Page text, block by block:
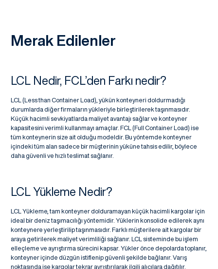
Merak Edilenler
LCL Nedir, FCL’den Farkı nedir?
LCL (Less than Container Load), yükün konteyneri doldurmadığı
durumlarda diğer firmaların yükleriyle birleştirilerek taşınmasıdır.
Küçük hacimli sevkiyatlarda maliyet avantajı sağlar ve konteyner
kapasitesini verimli kullanmayı amaçlar. FCL (Full Container Load) ise
tüm konteynerin size ait olduğu modeldir. Bu yöntemde konteyner
içindeki tüm alan sadece bir müşterinin yüküne tahsis edilir, böylece
daha güvenli ve hızlı teslimat sağlanır.
LCL Yükleme Nedir?
LCL Yükleme, tam konteyner dolduramayan küçük hacimli kargolar için
ideal bir deniz taşımacılığı yöntemidir. Yüklerin konsolide edilerek aynı
konteynere yerleştirilip taşınmasıdır. Farklı müşterilere ait kargolar bir
araya getirilerek maliyet verimliliği sağlanır. LCL sisteminde bu işlem
elleçleme ve ayrıştırma sürecini kapsar. Yükler önce depolarda toplanır,
konteyner içinde düzgün istiflenip güvenli şekilde bağlanır. Varış
noktasında ise kargolar tekrar ayrıştırılarak ilgili alıcılara dağıtılır.